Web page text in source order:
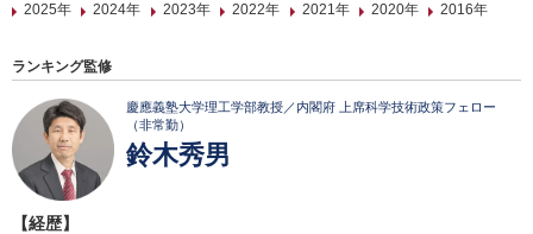
2025年
2024年 2023年 2022年 2021年 2020年 2016年
ランキング監修
慶應義塾大学理工学部教授／内閣府 上席科学技術政策フェロー
（非常勤）
鈴木秀男
【経歴】